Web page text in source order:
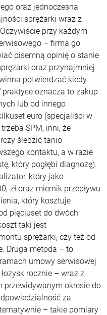
oraz jednoczesna
sprężarki wraz z
przy każdym
– firma go
pisemną opinię o stanie
oraz przynajmniej
potwierdzać kiedy
oznacza to zakup
lub od innego
euro (specjaliści w
SPM, inni, że
śledzić tanio
kontaktu, a w razie
który pogłębi diagnozę).
który jako
zł oraz miernik przepływu
który kosztuje
pięciuset do dwóch
taki jest
sprężarki, czy też od
Druga metoda – to
umowy serwisowej
rocznie – wraz z
przewidywanym okresie do
za
– takie pomiary